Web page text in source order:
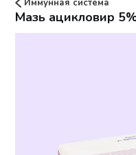
Иммунная система
Мазь ацикловир